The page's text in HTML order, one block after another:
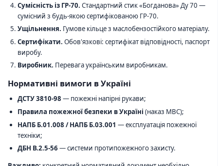
Сумісність із ГР-70. Стандартний стик «Богданова» Ду 70 —
сумісний з будь-якою сертифікованою ГР-70.
Ущільнення. Гумове кільце з маслобензостійкого матеріалу.
Сертифікати. Обов'язкові: сертифікат відповідності, паспорт
виробу.
Виробник. Перевага українським виробникам.
Нормативні вимоги в Україні
ДСТУ 3810-98 — пожежні напірні рукави;
Правила пожежної безпеки в Україні (наказ МВС);
НАПБ Б.01.008 / НАПБ Б.03.001 — експлуатація пожежної
техніки;
ДБН В.2.5-56— системи протипожежного захисту.